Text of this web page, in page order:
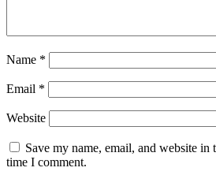
Name *
Email *
Website
Save my name, email, and website
time I comment.